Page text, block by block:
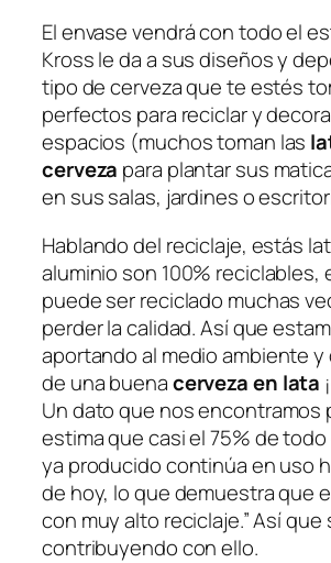
El envase vendrá con todo el
Kross le da a sus diseños y
tipo de cerveza que te estés
perfectos para reciclar y
espacios (muchos toman las
cerveza para plantar sus
en sus salas, jardines o
Hablando del reciclaje, estás
aluminio son 100% reciclables,
puede ser reciclado muchas
perder la calidad. Así que
aportando al medio ambiente
de una buenacerveza en lata
Un dato que nos encontramos
estima que casi el 75% de
ya producido continúa en uso
de hoy, lo que demuestra que
con muy alto reciclaje.” Así
contribuyendo con ello.